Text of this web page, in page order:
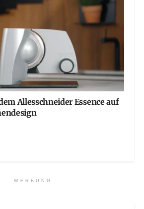
Allesschneider Essence auf
WERBUNG